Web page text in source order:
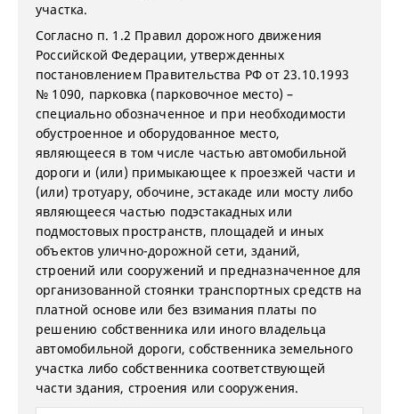
участка.
Согласно п. 1.2 Правил дорожного движения
Российской Федерации, утвержденных
постановлением Правительства РФ от 23.10.1993
№ 1090, парковка (парковочное место) –
специально обозначенное и при необходимости
обустроенное и оборудованное место,
являющееся в том числе частью автомобильной
дороги и (или) примыкающее к проезжей части и
(или) тротуару, обочине, эстакаде или мосту либо
являющееся частью подэстакадных или
подмостовых пространств, площадей и иных
объектов улично-дорожной сети, зданий,
строений или сооружений и предназначенное для
организованной стоянки транспортных средств на
платной основе или без взимания платы по
решению собственника или иного владельца
автомобильной дороги, собственника земельного
участка либо собственника соответствующей
части здания, строения или сооружения.